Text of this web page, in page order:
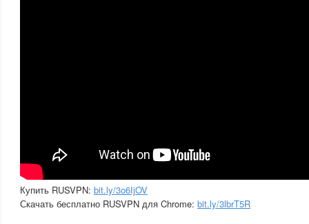
Купить RUSVPN: bit.ly/3o6IjOV
Скачать бесплатно RUSVPN для Chrome: bit.ly/3lbrT5R